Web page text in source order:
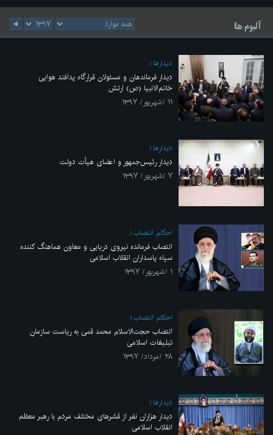
آلبوم ها
ديدارها
دیدار فرماندهان و مسئولان قرارگاه پدافند هوایی
خاتم‌الانبیا (ص) ارتش
۱۱ /شهریور/ ۱۳۹۷
ديدارها
دیدار رئیس‌جمهور و اعضای هیأت دولت
۷ /شهریور/ ۱۳۹۷
احکام انتصاب
انتصاب فرمانده نیروی دریایی و معاون هماهنگ کننده
سپاه پاسداران انقلاب اسلامی
۱ /شهریور/ ۱۳۹۷
احکام انتصاب
انتصاب حجت‌الاسلام محمد قمی به ریاست سازمان
تبلیغات اسلامی
۲۸ /مرداد/ ۱۳۹۷
ديدارها
دیدار هزاران نفر از قشرهای مختلف مردم با رهبر معظم
انقلاب اسلامی